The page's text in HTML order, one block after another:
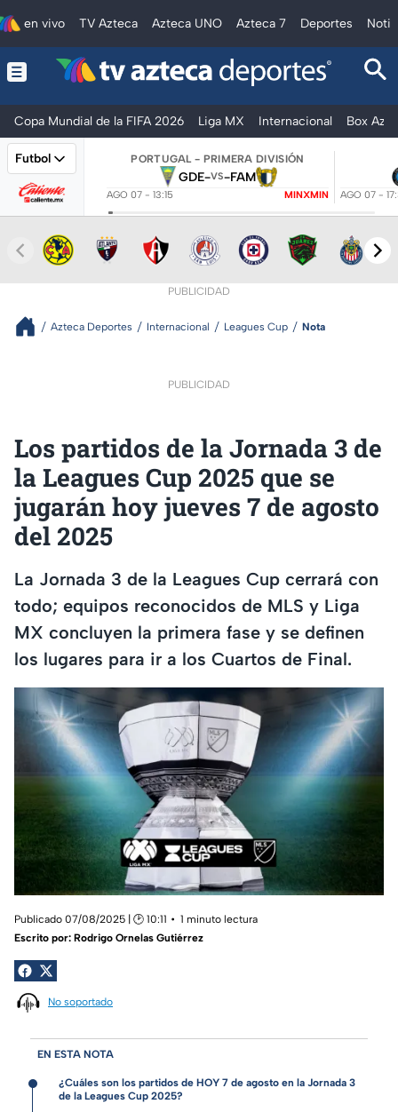
en vivo TV Azteca Azteca UNO Azteca 7 Deportes
Copa Mundial de la FIFA 2026 Liga MX Internacional Box
Futbol PORTUGAL - PRIMERA DIVISIÓN
GDE-VS-FAM
AGO 07 - 13:15 MINXMIN AGO 07 -
PUBLICIDAD
Azteca Deportes Internacional Leagues Cup Nota
PUBLICIDAD
Los partidos de la Jornada 3 de
la Leagues Cup 2025 que se
jugarán hoy jueves 7 de agosto
del 2025
La Jornada 3 de la Leagues Cup cerrará con
todo; equipos reconocidos de MLS y Liga
MX concluyen la primera fase y se definen
los lugares para ir a los Cuartos de Final.
Publicado 07/08/2025 | 🕑 10:11
1 minuto lectura
Escrito por: Rodrigo Ornelas Gutiérrez
No soportado
EN ESTA NOTA
¿Cuáles son los partidos de HOY 7 de agosto en la Jornada 3
de la Leagues Cup 2025?